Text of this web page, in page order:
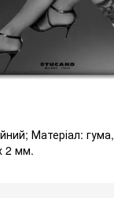
Матеріал:
2 мм.